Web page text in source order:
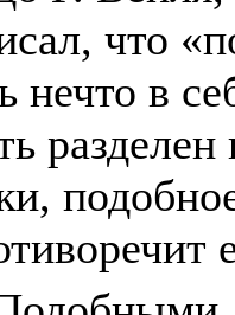
что
нечто в
разделен